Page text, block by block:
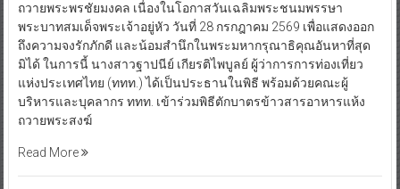
ถวายพระพรชัยมงคล เนื่องในโอกาสวันเฉลิมพระชนมพรรษา
พระบาทสมเด็จพระเจ้าอยู่หัว วันที่ 28 กรกฎาคม 2569 เพื่อแสดงออก
ถึงความจงรักภักดี และน้อมสำนึกในพระมหากรุณาธิคุณอันหาที่สุด
มิได้ ในการนี้ นางสาวฐาปนีย์ เกียรติไพบูลย์ ผู้ว่าการการท่องเที่ยว
แห่งประเทศไทย (ททท.) ได้เป็นประธานในพิธี พร้อมด้วยคณะผู้
บริหารและบุคลากร ททท. เข้าร่วมพิธีตักบาตรข้าวสารอาหารแห้ง
ถวายพระสงฆ์
Read More